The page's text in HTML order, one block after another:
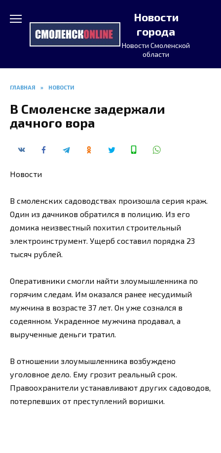
содержанию
Новости
города
Новости Смоленской
области
ГЛАВНАЯ » НОВОСТИ
В Смоленске задержали
дачного вора
Новости
В смоленских садоводствах произошла серия краж.
Один из дачников обратился в полицию. Из его
домика неизвестный похитил строительный
электроинструмент. Ущерб составил порядка 23
тысяч рублей.
Оперативники смогли найти злоумышленника по
горячим следам. Им оказался ранее несудимый
мужчина в возрасте 37 лет. Он уже сознался в
содеянном. Украденное мужчина продавал, а
вырученные деньги тратил.
В отношении злоумышленника возбуждено
уголовное дело. Ему грозит реальный срок.
Правоохранители устанавливают других садоводов,
потерпевших от преступлений воришки.